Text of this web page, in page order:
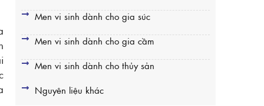
Men vi sinh dành cho gia súc
Men vi sinh dành cho gia cầm
Men vi sinh dành cho thủy sản
Nguyên liệu khác